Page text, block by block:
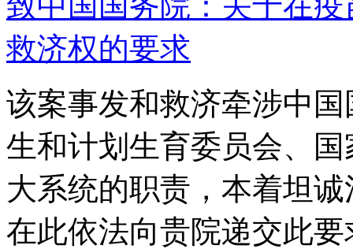
救济权的要求
该案事发和救济牵涉中
生和计划生育委员会、
大系统的职责，本着坦
在此依法向贵院递交此要